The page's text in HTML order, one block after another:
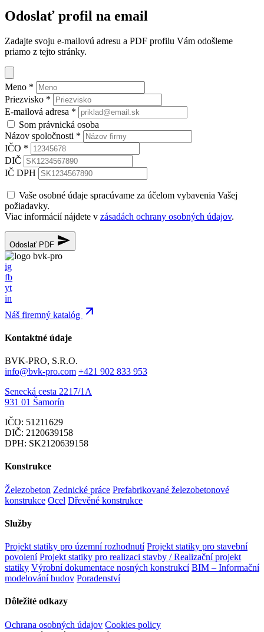
Odoslať profil na email
Zadajte svoju e-mailovú adresu a PDF profilu Vám odošleme
priamo z tejto stránky.
Meno *
Priezvisko *
E-mailová adresa *
Som právnická osoba
Názov spoločnosti *
IČO *
DIČ
IČ DPH
Vaše osobné údaje spracúvame za účelom vybavenia Vašej
požiadavky.
Viac informácií nájdete v zásadách ochrany osobných údajov.
Odoslať PDF
ig
fb
yt
in
Náš firemný katalóg
Kontaktné údaje
BVK-PRO, S.R.O.
info@bvk-pro.com +421 902 833 953
Senecká cesta 2217/1A
931 01 Šamorín
IČO: 51211629
DIČ: 2120639158
DPH: SK2120639158
Konstrukce
Železobeton Zednické práce Prefabrikované železobetonové
konstrukce Ocel Dřevěné konstrukce
Služby
Projekt statiky pro územní rozhodnutí Projekt statiky pro stavební
povolení Projekt statiky pro realizaci stavby / Realizační projekt
statiky Výrobní dokumentace nosných konstrukcí BIM – Informační
modelování budov Poradenství
Dôležité odkazy
Ochrana osobných údajov Cookies policy